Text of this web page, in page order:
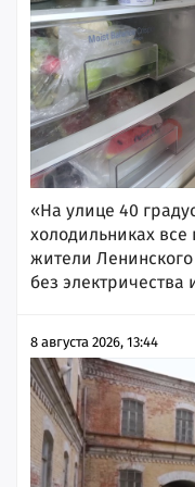
«На улице 40
холодильниках все
жители
без электричества
8 августа 2026, 13:44